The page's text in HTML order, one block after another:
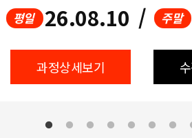
평일 26.08.10 / 주말
과정상세보기